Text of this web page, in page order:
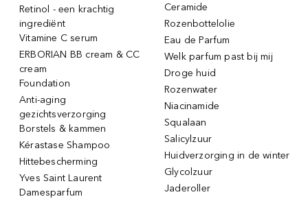
Retinol - een krachtig
ingrediënt
Vitamine C serum
ERBORIAN BB cream & CC
cream
Foundation
Anti-aging
gezichtsverzorging
Borstels & kammen
Kérastase Shampoo
Hittebescherming
Yves Saint Laurent
Damesparfum
Ceramide
Rozenbottelolie
Eau de Parfum
Welk parfum past bij mij
Droge huid
Rozenwater
Niacinamide
Squalaan
Salicylzuur
Huidverzorging in de winter
Glycolzuur
Jaderoller